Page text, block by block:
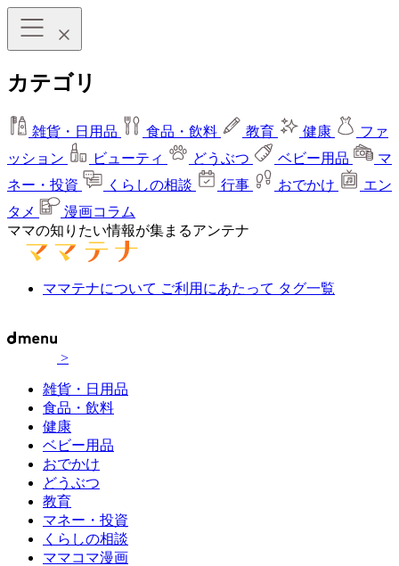
カテゴリ
雑貨・日用品 食品・飲料 教育 健康
ファ
ッション
ビューティ どうぶつ ベビー用品
マ
ネー・投資
くらしの相談 行事 おでかけ
エン
タメ
漫画コラム
ママの知りたい情報が集まるアンテナ
ママテナについて ご利用にあたって タグ一覧
>
雑貨・日用品
食品・飲料
健康
ベビー用品
おでかけ
どうぶつ
教育
マネー・投資
くらしの相談
ママコマ漫画